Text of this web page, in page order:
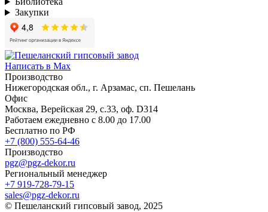
Закупки
Написать в Max
Производство
Нижегородская обл., г. Арзамас, сп. Пешелань
Офис
Москва, Верейская 29, с.33, оф. D314
Работаем ежедневно с 8.00 до 17.00
Бесплатно по РФ
+7 (800) 555-64-46
Производство
pgz@pgz-dekor.ru
Региональный менеджер
+7 919-728-79-15
sales@pgz-dekor.ru
© Пешеланский гипсовый завод, 2025